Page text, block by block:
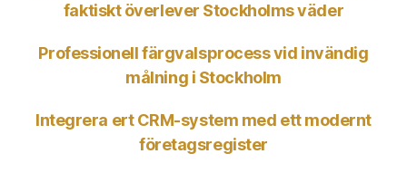
faktiskt överlever Stockholms väder
Professionell färgvalsprocess vid invändig
målning i Stockholm
Integrera ert CRM-system med ett modernt
företagsregister